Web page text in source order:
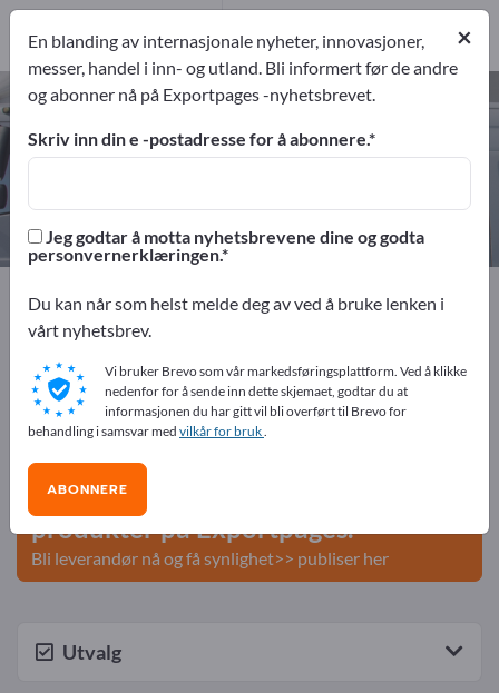
Campingbiler – finn produsenter
og leverandører
3
3
Exportpages Sport & fritid
Campingutstyr
Campingbiler
Annonser gratis på Exportpages!
Behov – Tilbud – Brukte varer – Forretningskontakter >>
start her
Publiser din bedrift og dine
produkter på Exportpages.
Bli leverandør nå og få synlighet>> publiser her
Utvalg
×
En blanding av internasjonale nyheter, innovasjoner,
messer, handel i inn- og utland. Bli informert før de andre
og abonner nå på Exportpages -nyhetsbrevet.
Skriv inn din e -postadresse for å abonnere.
Jeg godtar å motta nyhetsbrevene dine og godta
personvernerklæringen.
Du kan når som helst melde deg av ved å bruke lenken i
vårt nyhetsbrev.
Vi bruker Brevo som vår markedsføringsplattform. Ved å klikke
nedenfor for å sende inn dette skjemaet, godtar du at
informasjonen du har gitt vil bli overført til Brevo for
behandling i samsvar med vilkår for bruk.
ABONNERE